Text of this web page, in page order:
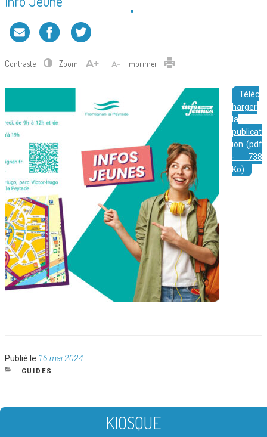
Contraste Zoom Imprimer
Téléc
harger
la
publicat
ion (pdf
- 738
Ko)
Publié le Publié
le
16 mai 2024
CATÉGORIES
GUIDES
KIOSQUE